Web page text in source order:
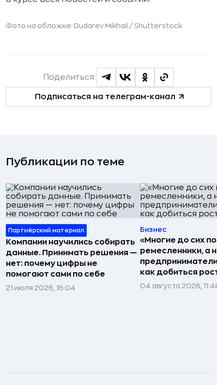
Фото на обложке: Dudarev Mikhail / Shutterstock
Подписаться на телеграм-канал
Поделиться:
Публикации по теме
Партнёрский материал
Компании научились собирать
данные. Принимать решения —
нет: почему цифры не
помогают сами по себе
21 июля 2026, 16:04
Бизнес
«Многие до сих
ремесленники, а
как добиться
04 августа 2026,